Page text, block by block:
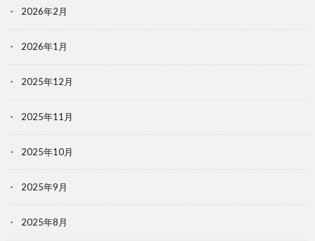
2026年2月
2026年1月
2025年12月
2025年11月
2025年10月
2025年9月
2025年8月